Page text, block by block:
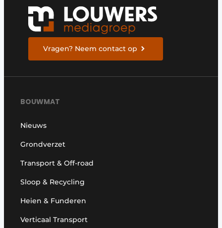
Vragen? Neem contact op
BOUWMAT
Nieuws
Grondverzet
Transport & Off-road
Sloop & Recycling
Heien & Funderen
Verticaal Transport